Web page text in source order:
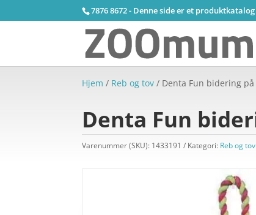
7876 8672 - Denne side er et
Hjem / Reb og tov / Denta Fun bidering
Denta Fun
Varenummer (SKU): 1433191 Kategori: Reb og tov